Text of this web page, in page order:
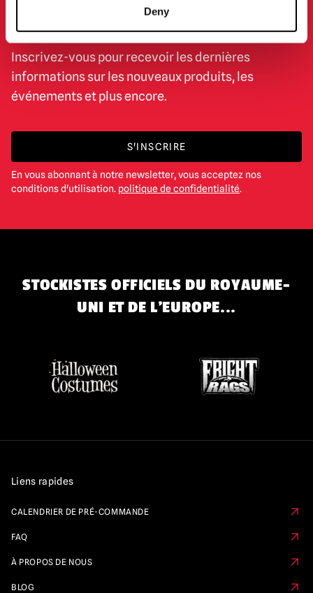
Deny
D'INFORMATION
Inscrivez-vous pour recevoir les dernières
informations sur les nouveaux produits, les
événements et plus encore.
S'INSCRIRE
En vous abonnant à notre newsletter, vous acceptez nos
conditions d'utilisation. politique de confidentialité.
STOCKISTES OFFICIELS DU ROYAUME-
UNI ET DE L'EUROPE...
Liens rapides
CALENDRIER DE PRÉ-COMMANDE
FAQ
À PROPOS DE NOUS
BLOG